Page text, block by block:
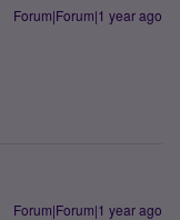
Forum|Forum|1 year ago
Forum|Forum|1 year ago